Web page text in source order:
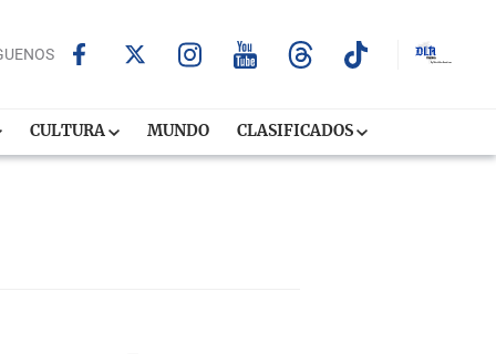
CULTURA MUNDO CLASIFICADOS